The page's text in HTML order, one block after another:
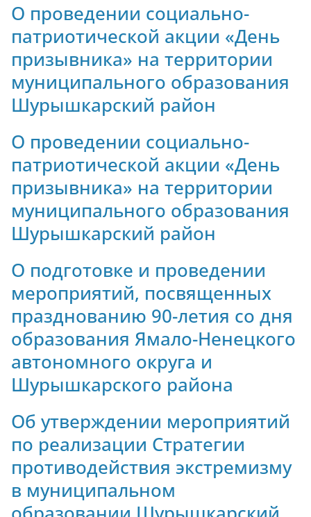
О проведении социально-
патриотической акции «День
призывника» на территории
муниципального образования
Шурышкарский район
О проведении социально-
патриотической акции «День
призывника» на территории
муниципального образования
Шурышкарский район
О подготовке и проведении
мероприятий, посвященных
празднованию 90-летия со дня
образования Ямало-Ненецкого
автономного округа и
Шурышкарского района
Об утверждении мероприятий
по реализации Стратегии
противодействия экстремизму
в муниципальном